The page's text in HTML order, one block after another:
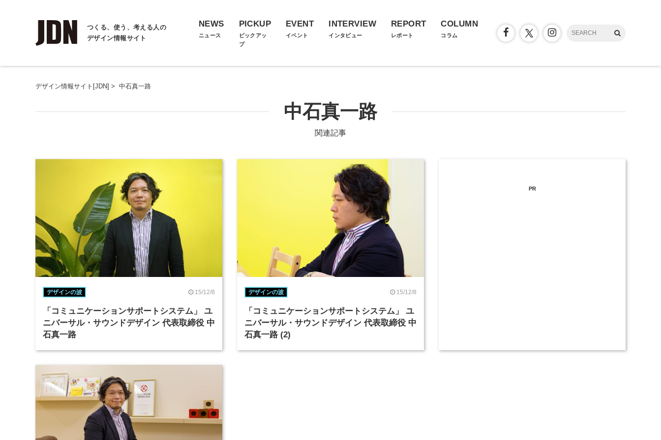
つくる、使う、考える人の
デザイン情報サイト
NEWS
ニュース
PICKUP
ピックアッ
プ
EVENT
イベント
INTERVIEW
インタビュー
REPORT
レポート
COLUMN
コラム
デザイン情報サイト[JDN] > 中石真一路
中石真一路
関連記事
デザインの波 15/12/8
「コミュニケーションサポートシステム」 ユ
ニバーサル・サウンドデザイン 代表取締役 中
石真一路
デザインの波 15/12/8
「コミュニケーションサポートシステム」 ユ
ニバーサル・サウンドデザイン 代表取締役 中
石真一路 (2)
PR